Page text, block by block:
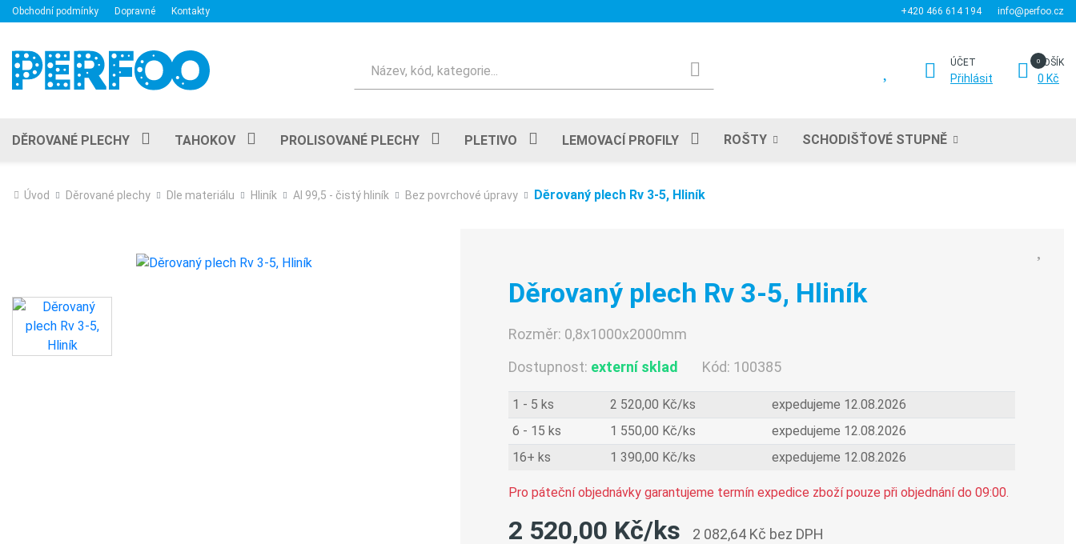
Obchodní podmínky Dopravné Kontakty +420 466 614 194 info@perfoo.cz
ÚČET
Přihlásit
KOŠÍK
0 Kč
DĚROVANÉ PLECHY TAHOKOV PROLISOVANÉ PLECHY PLETIVO LEMOVACÍ PROFILY ROŠTY SCHODIŠŤOVÉ STUPNĚ
Úvod Děrované plechy Dle materiálu Hliník Al 99,5 - čistý hliník Bez povrchové úpravy Děrovaný plech Rv 3-5, Hliník
Děrovaný plech Rv 3-5, Hliník
Rozměr: 0,8x1000x2000mm
Dostupnost: externí sklad Kód: 100385
1 - 5 ks 2 520,00 Kč/ks
expedujeme 12.08.2026
6 - 15 ks
1 550,00 Kč/ks
expedujeme 12.08.2026
16+ ks
1 390,00 Kč/ks expedujeme 12.08.2026
Pro páteční objednávky garantujeme termín expedice zboží pouze při objednání do 09:00.
2 520,00 Kč/ks 2 082,64 Kč bez DPH